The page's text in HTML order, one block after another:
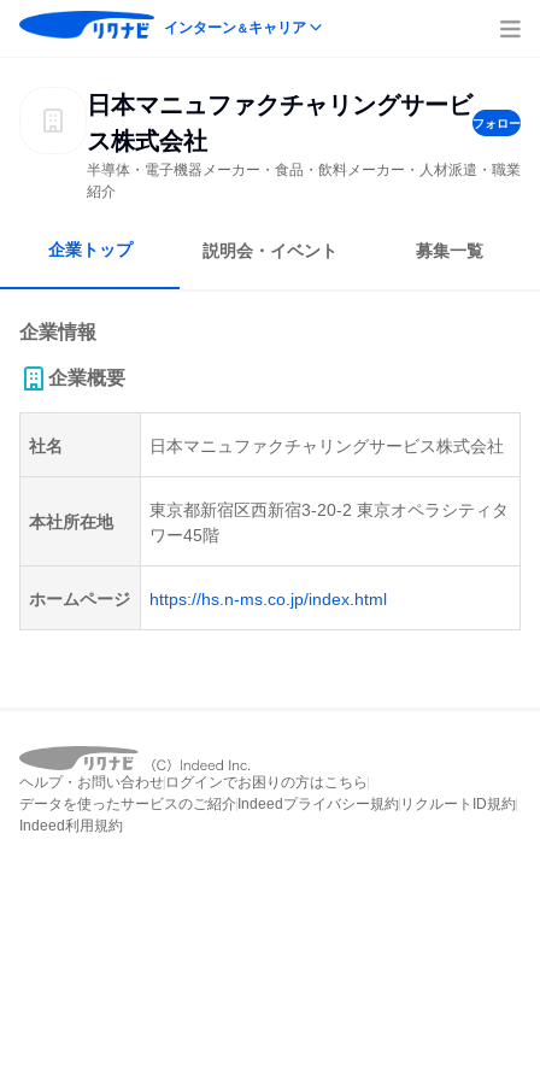
インターン＆キャリア
日本マニュファクチャリングサービ
ス株式会社
フォロー
半導体・電子機器メーカー・食品・飲料メーカー・人材派遣・職業
紹介
企業トップ 説明会・イベント 募集一覧
企業情報
企業概要
社名 日本マニュファクチャリングサービス株式会社
本社所在地
東京都新宿区西新宿3-20-2 東京オペラシティタ
ワー45階
ホームページ https://hs.n-ms.co.jp/index.html
ヘルプ・お問い合わせ ログインでお困りの方はこちら
データを使ったサービスのご紹介 Indeedプライバシー規約 リクルートID規約
Indeed利用規約